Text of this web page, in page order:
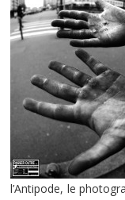
l’Antipode, le